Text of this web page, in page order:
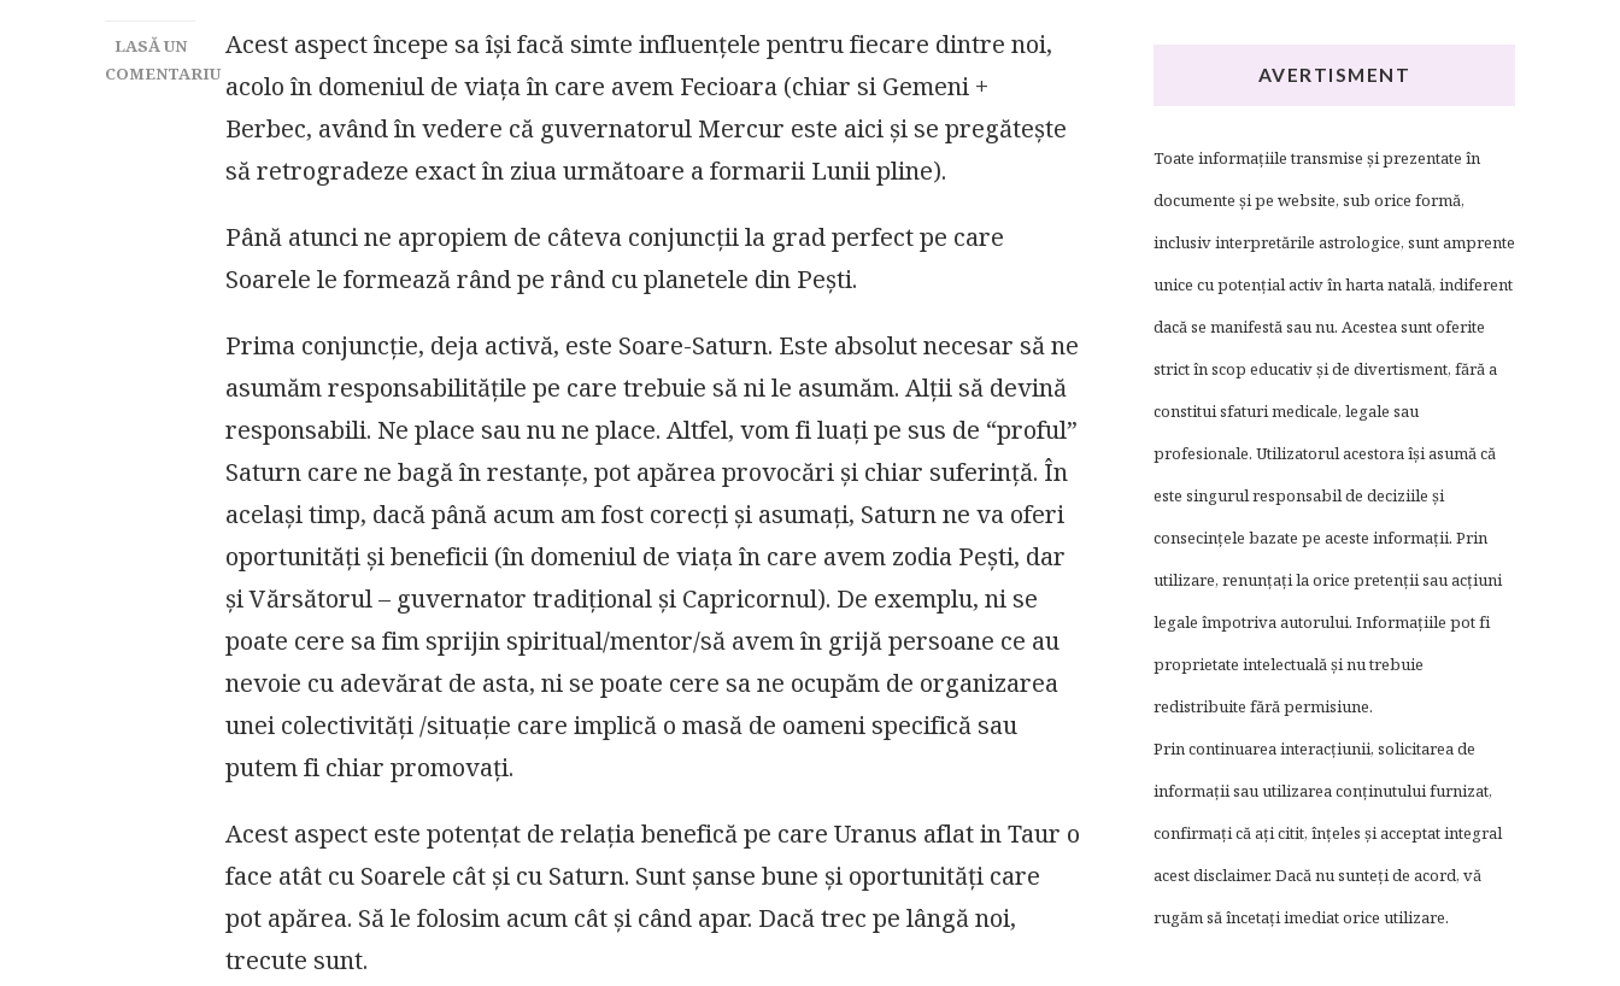
LASĂ UN
COMENTARIU
Acest aspect începe sa își facă simte influențele pentru fiecare dintre noi,
acolo în domeniul de viața în care avem Fecioara (chiar si Gemeni +
Berbec, având în vedere că guvernatorul Mercur este aici și se pregătește
să retrogradeze exact în ziua următoare a formarii Lunii pline).
Până atunci ne apropiem de câteva conjuncții la grad perfect pe care
Soarele le formează rând pe rând cu planetele din Pești.
Prima conjuncție, deja activă, este Soare-Saturn. Este absolut necesar să ne
asumăm responsabilitățile pe care trebuie să ni le asumăm. Alții să devină
responsabili. Ne place sau nu ne place. Altfel, vom fi luați pe sus de “proful”
Saturn care ne bagă în restanțe, pot apărea provocări și chiar suferință. În
același timp, dacă până acum am fost corecți și asumați, Saturn ne va oferi
oportunități și beneficii (în domeniul de viața în care avem zodia Pești, dar
și Vărsătorul – guvernator tradițional și Capricornul). De exemplu, ni se
poate cere sa fim sprijin spiritual/mentor/să avem în grijă persoane ce au
nevoie cu adevărat de asta, ni se poate cere sa ne ocupăm de organizarea
unei colectivități /situație care implică o masă de oameni specifică sau
putem fi chiar promovați.
Acest aspect este potențat de relația benefică pe care Uranus aflat in Taur o
face atât cu Soarele cât și cu Saturn. Sunt șanse bune și oportunități care
pot apărea. Să le folosim acum cât și când apar. Dacă trec pe lângă noi,
trecute sunt.
AVERTISMENT
Toate informațiile transmise și prezentate în
documente și pe website, sub orice formă,
inclusiv interpretările astrologice, sunt amprente
unice cu potențial activ în harta natală, indiferent
dacă se manifestă sau nu. Acestea sunt oferite
strict în scop educativ și de divertisment, fără a
constitui sfaturi medicale, legale sau
profesionale. Utilizatorul acestora își asumă că
este singurul responsabil de deciziile și
consecințele bazate pe aceste informații. Prin
utilizare, renunțați la orice pretenții sau acțiuni
legale împotriva autorului. Informațiile pot fi
proprietate intelectuală și nu trebuie
redistribuite fără permisiune.
Prin continuarea interacțiunii, solicitarea de
informații sau utilizarea conținutului furnizat,
confirmați că ați citit, înțeles și acceptat integral
acest disclaimer. Dacă nu sunteți de acord, vă
rugăm să încetați imediat orice utilizare.